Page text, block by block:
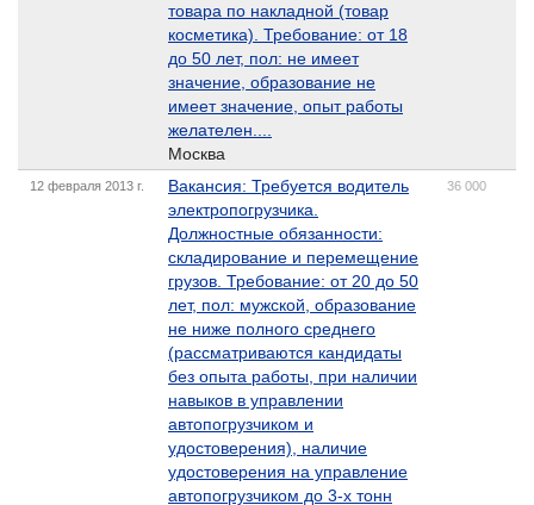
товара по накладной (товар
косметика). Требование: от 18
до 50 лет, пол: не имеет
значение, образование не
имеет значение, опыт работы
желателен....
Москва
12 февраля 2013 г.
Вакансия: Требуется водитель
электропогрузчика.
Должностные обязанности:
складирование и перемещение
грузов. Требование: от 20 до 50
лет, пол: мужской, образование
не ниже полного среднего
(рассматриваются кандидаты
без опыта работы, при наличии
навыков в управлении
автопогрузчиком и
удостоверения), наличие
удостоверения на управление
автопогрузчиком до 3-х тонн
36 000